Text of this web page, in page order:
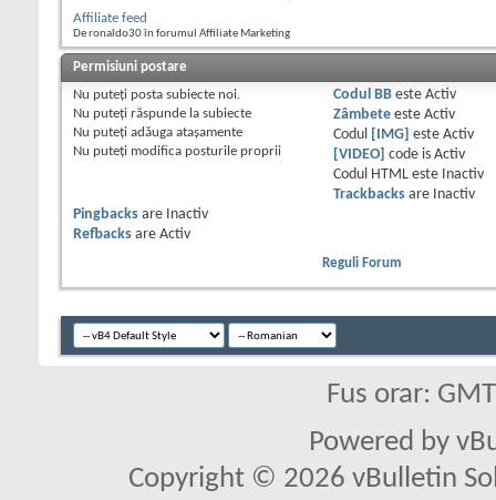
Affiliate feed
De ronaldo30 în forumul Affiliate Marketing
Permisiuni postare
Nu puteţi posta subiecte noi.
Nu puteţi răspunde la subiecte
Nu puteţi adăuga ataşamente
Nu puteţi modifica posturile proprii
Codul BBeste Activ
Zâmbeteeste Activ
Codul
[IMG] este Activ
[VIDEO]
code is Activ
Codul HTML este
Inactiv
Trackbacksare
Inactiv
Pingbacks are
Inactiv
Refbacks are Activ
Reguli Forum
Fus orar:
Powered by
Copyright © 2026 vBulletin